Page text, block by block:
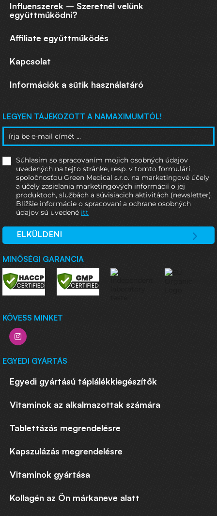
Influenszerek – Szeretnél velünk
együttműködni?
Affiliate együttműködés
Kapcsolat
Információk a sütik használatáró
LEGYEN TÁJÉKOZOTT A NAMAXIMUMTÓL!
Súhlasím so spracovaním mojich osobných údajov
uvedených na tejto stránke, resp. v tomto formulári,
spoločnosťou Green Medical s.r.o. na marketingové účely
a účely zasielania marketingových informácií o jej
produktoch, službách a súvisiacich aktivitách (newsletter).
Bližšie informácie o spracovaní a ochrane osobných
údajov sú uvedené itt
ELKÜLDENI
MINŐSÉGI GARANCIA
KÖVESS MINKET
EGYEDI GYÁRTÁS
Egyedi gyártású táplálékkiegészítők
Vitaminok az alkalmazottak számára
Tablettázás megrendelésre
Kapszulázás megrendelésre
Vitaminok gyártása
Kollagén az Ön márkaneve alatt